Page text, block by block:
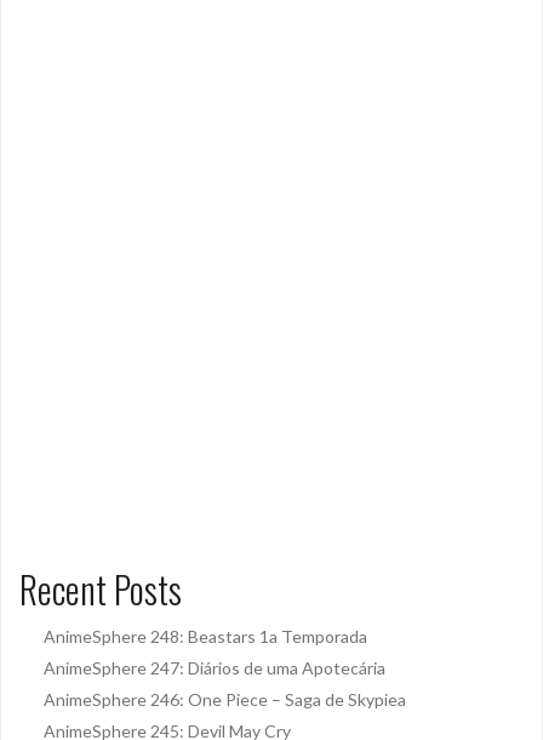
Recent Posts
AnimeSphere 248: Beastars 1a Temporada
AnimeSphere 247: Diários de uma Apotecária
AnimeSphere 246: One Piece – Saga de Skypiea
AnimeSphere 245: Devil May Cry